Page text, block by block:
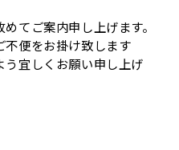
てご案内申し上げます。
不便をお掛け致します
宜しくお願い申し上げ